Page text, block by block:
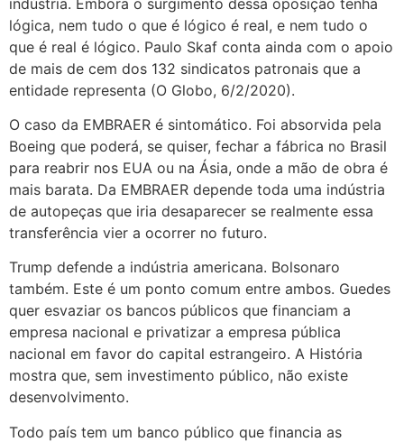
lógica, nem tudo o que é lógico é real, e nem tudo o
que é real é lógico. Paulo Skaf conta ainda com o apoio
de mais de cem dos 132 sindicatos patronais que a
entidade representa (O Globo, 6/2/2020).
O caso da EMBRAER é sintomático. Foi absorvida pela
Boeing que poderá, se quiser, fechar a fábrica no Brasil
para reabrir nos EUA ou na Ásia, onde a mão de obra é
mais barata. Da EMBRAER depende toda uma indústria
de autopeças que iria desaparecer se realmente essa
transferência vier a ocorrer no futuro.
Trump defende a indústria americana. Bolsonaro
também. Este é um ponto comum entre ambos. Guedes
quer esvaziar os bancos públicos que financiam a
empresa nacional e privatizar a empresa pública
nacional em favor do capital estrangeiro. A História
mostra que, sem investimento público, não existe
desenvolvimento.
Todo país tem um banco público que financia as